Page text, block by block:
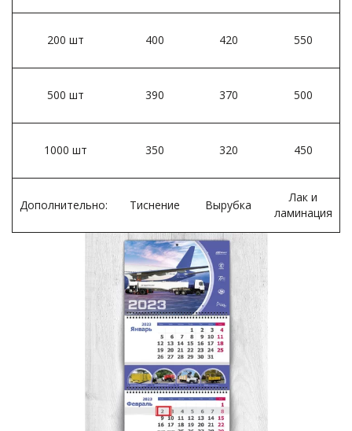
200 шт­ 400 420 550
500 шт­ 390 370 500
1000 шт­ 350 320 450
Дополнительно: Тиснение Вырубка
Лак и
ламинация